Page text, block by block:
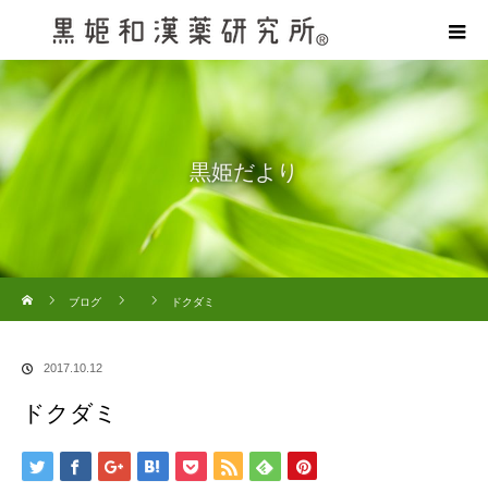
黒姫だより
ブログ
ドクダミ
2017.10.12
ドクダミ